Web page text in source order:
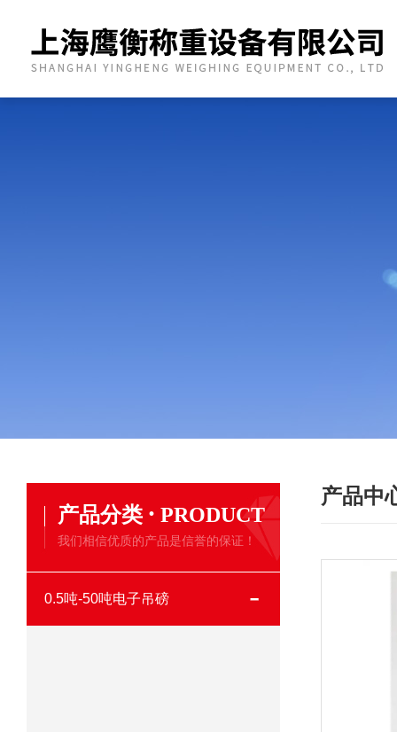
产品分类 · PRODUCT
我们相信优质的产品是信誉的保证！
0.5吨-50吨电子吊磅
产品中